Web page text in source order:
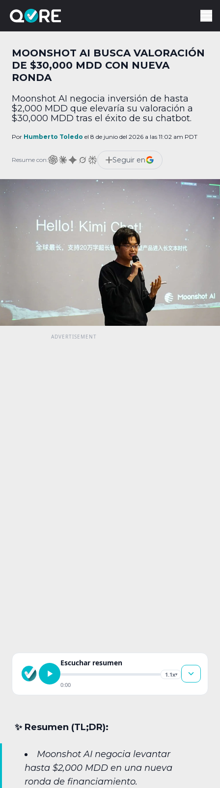
MOONSHOT AI BUSCA VALORACIÓN
DE $30,000 MDD CON NUEVA
RONDA
Moonshot AI negocia inversión de hasta
$2,000 MDD que elevaría su valoración a
$30,000 MDD tras el éxito de su chatbot.
Por Humberto Toledo el 8 de junio del 2026 a las 11:02 am PDT
Resume con: Seguir en
Escuchar resumen
1.1x▾
0:00
✨︎ Resumen (TL;DR):
Moonshot AI negocia levantar
hasta $2,000 MDD en una nueva
ronda de financiamiento.